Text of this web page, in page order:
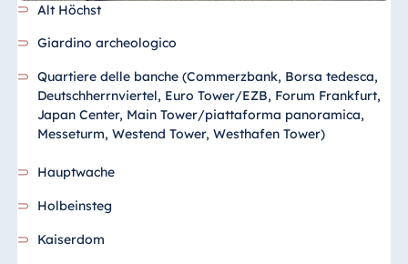
Alt Höchst
Giardino archeologico
Quartiere delle banche (Commerzbank, Borsa tedesca,
Deutschherrnviertel, Euro Tower/EZB, Forum Frankfurt,
Japan Center, Main Tower/piattaforma panoramica,
Messeturm, Westend Tower, Westhafen Tower)
Hauptwache
Holbeinsteg
Kaiserdom